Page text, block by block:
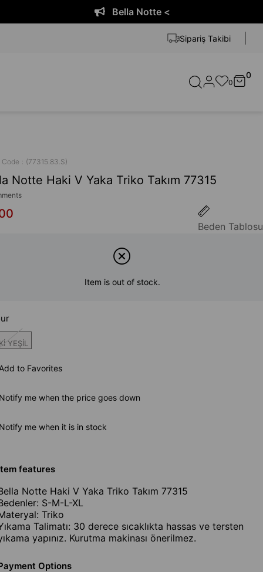
Sipariş Takibi
0
0
Code (77315.83.S)
Notte Haki V Yaka Triko Takım 77315
Beden Tablosu
Item is out of stock.
YEŞİL
Add to Favorites
Notify me when the price goes down
Notify me when it is in stock
features
Notte Haki V Yaka Triko Takım 77315
S-M-L-XL
Triko
Talimatı: 30 derece sıcaklıkta hassas ve tersten
yapınız. Kurutma makinası önerilmez.
Options